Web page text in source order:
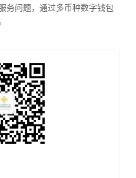
务问题，通过多币种数字钱包